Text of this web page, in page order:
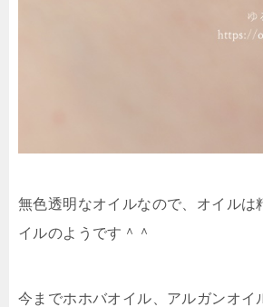
無色透明なオイルなので、オイルは
イルのようです＾＾
今までホホバオイル、アルガンオイ